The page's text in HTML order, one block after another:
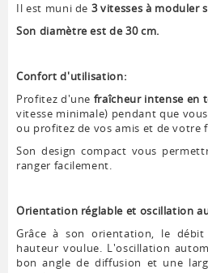
Il est muni de 3 vitesses à moduler
Son diamètre est de 30 cm.
Confort d'utilisation:
Profitez d'une fraîcheur intense en
vitesse minimale) pendant que
ou profitez de vos amis et de votre
Son design compact vous
ranger facilement.
Orientation réglable et oscillation
Grâce à son orientation, le
hauteur voulue. L'oscillation
bon angle de diffusion et une